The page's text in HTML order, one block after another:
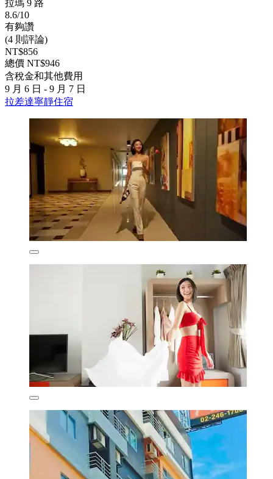
拉瑪 9 路
8.6/10
有夠讚
(4 則評論)
NT$856
總價 NT$946
含稅金和其他費用
9 月 6 日 - 9 月 7 日
拉差達寧靜住宿